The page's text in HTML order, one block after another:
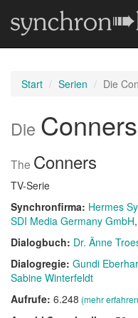
Start Serien Die
Die Conners
The Conners
TV-Serie
Synchronfirma: Hermes
SDI Media Germany GmbH
Dialogbuch: Dr. Änne
Dialogregie: Gundi
Sabine Winterfeldt
Aufrufe: 6.248 (mehr